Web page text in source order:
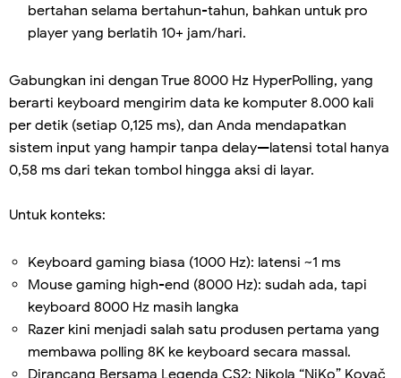
bertahan selama bertahun-tahun, bahkan untuk pro
player yang berlatih 10+ jam/hari.
Gabungkan ini dengan True 8000 Hz HyperPolling, yang
berarti keyboard mengirim data ke komputer 8.000 kali
per detik (setiap 0,125 ms), dan Anda mendapatkan
sistem input yang hampir tanpa delay—latensi total hanya
0,58 ms dari tekan tombol hingga aksi di layar.
Untuk konteks:
Keyboard gaming biasa (1000 Hz): latensi ~1 ms
Mouse gaming high-end (8000 Hz): sudah ada, tapi
keyboard 8000 Hz masih langka
Razer kini menjadi salah satu produsen pertama yang
membawa polling 8K ke keyboard secara massal.
Dirancang Bersama Legenda CS2: Nikola “NiKo” Kovač